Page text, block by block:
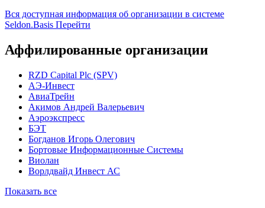
Вся доступная информация об организации в системе
Seldon.Basis Перейти
Аффилированные организации
RZD Capital Plc (SPV)
АЭ-Инвест
АвиаТрейн
Акимов Андрей Валерьевич
Аэроэкспресс
БЭТ
Богданов Игорь Олегович
Бортовые Информационные Системы
Виолан
Ворлдвайд Инвест АС
Показать все